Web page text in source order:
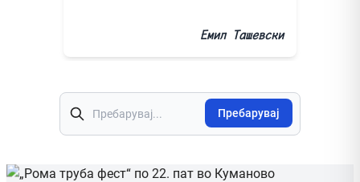
Емил Ташевски
Пребарај
Пребарувај